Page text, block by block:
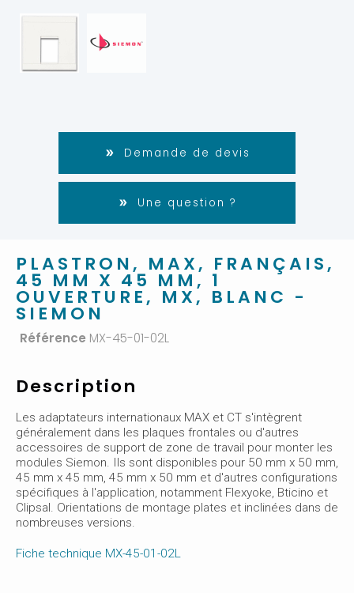
Demande de devis
Une question ?
PLASTRON, MAX, FRANÇAIS,
45 MM X 45 MM, 1
OUVERTURE, MX, BLANC -
SIEMON
Référence MX-45-01-02L
Description
Les adaptateurs internationaux MAX et CT s'intègrent
généralement dans les plaques frontales ou d'autres
accessoires de support de zone de travail pour monter les
modules Siemon. Ils sont disponibles pour 50 mm x 50 mm,
45 mm x 45 mm, 45 mm x 50 mm et d'autres configurations
spécifiques à l'application, notamment Flexyoke, Bticino et
Clipsal. Orientations de montage plates et inclinées dans de
nombreuses versions.
Fiche technique MX-45-01-02L